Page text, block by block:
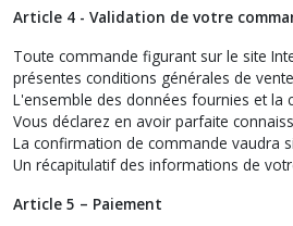
Article 4 - Validation de votre
Toute commande figurant sur le site
présentes conditions générales de
L'ensemble des données fournies et la
Vous déclarez en avoir parfaite
La confirmation de commande vaudra
Un récapitulatif des informations de
Article 5 – Paiement